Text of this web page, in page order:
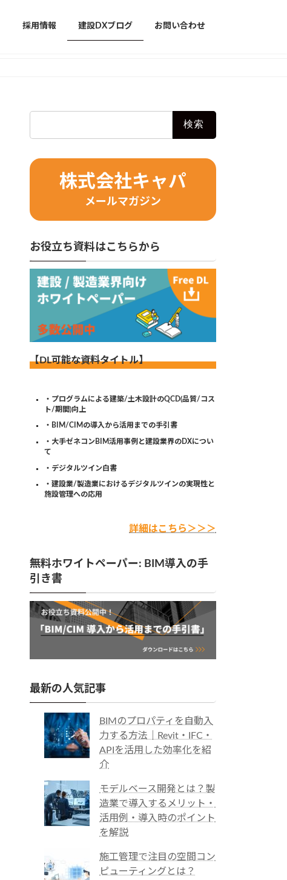
採用情報 建設DXブログ お問い合わせ
株式会社キャパ
メールマガジン
お役立ち資料はこちらから
【DL可能な資料タイトル】
・プログラムによる建築/土木設計のQCD(品質/コス
ト/期間)向上
・BIM/CIMの導入から活用までの手引書
・大手ゼネコンBIM活用事例と建設業界のDXについ
て
・デジタルツイン白書
・建設業/製造業におけるデジタルツインの実現性と
施設管理への応用
詳細はこちら＞＞＞
無料ホワイトペーパー: BIM導入の手
引き書
最新の人気記事
BIMのプロパティを自動入
力する方法｜Revit・IFC・
APIを活用した効率化を紹
介
モデルベース開発とは？製
造業で導入するメリット・
活用例・導入時のポイント
を解説
施工管理で注目の空間コン
ピューティングとは？